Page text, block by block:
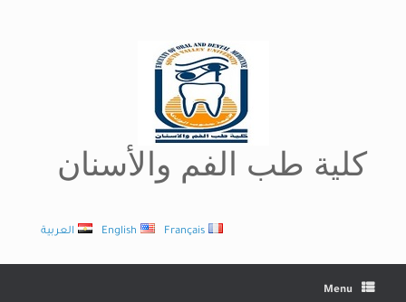
كلية طب الفم والأسنان
العربية English Français
Menu